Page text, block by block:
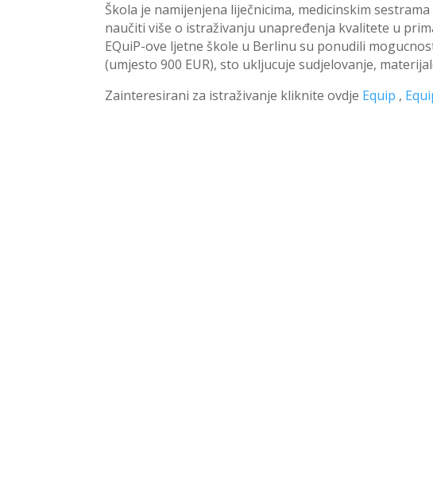
Škola je namijenjena liječnicima, medicinskim
naučiti više o istraživanju unapređenja kvalitete u
EQuiP-ove ljetne škole u Berlinu su ponudili
(umjesto 900 EUR), sto ukljucuje sudjelovanje,
Zainteresirani za istraživanje kliknite ovdje Equip ,